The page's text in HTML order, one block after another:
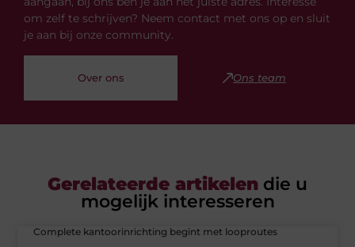
om zelf te schrijven? Neem contact met ons op en sluit
je aan bij onze community.
Over ons Ons team
Gerelateerde artikelen die u
mogelijk interesseren
Complete kantoorinrichting begint met looproutes